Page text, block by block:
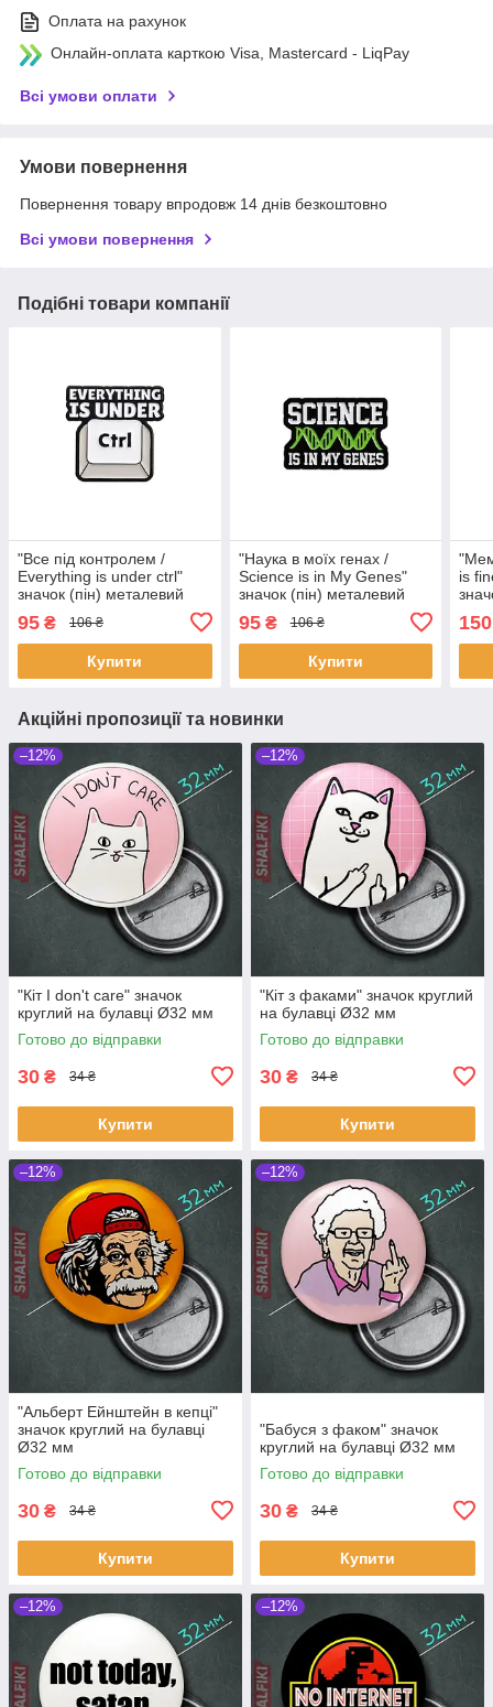
Оплата на рахунок
Онлайн-оплата карткою Visa, Mastercard - LiqPay
Всі умови оплати
Умови повернення
Повернення товару впродовж 14 днів безкоштовно
Всі умови повернення
Подібні товари компанії
"Все під контролем /
Everything is under ctrl"
значок (пін) металевий
95 ₴ 106 ₴
Купити
"Наука в моїх генах /
Science is in My Genes"
значок (пін) металевий
95₴ 106 ₴
Купити
is
150
Акційні пропозиції та новинки
–12%
"Кіт I don't care" значок
круглий на булавці Ø32 мм
Готово до відправки
30 ₴ 34 ₴
Купити
–12%
"Кіт з факами" значок круглий
на булавці Ø32 мм
Готово до відправки
30 ₴ 34 ₴
Купити
–12%
"Альберт Ейнштейн в кепці"
значок круглий на булавці
Ø32 мм
Готово до відправки
30 ₴ 34 ₴
Купити
–12%
"Бабуся з факом" значок
круглий на булавці Ø32 мм
Готово до відправки
30 ₴ 34 ₴
Купити
–12% –12%